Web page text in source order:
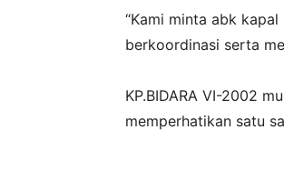
‎“Kami minta abk
berkoordinasi serta
‎KP.BIDARA VI-2002
memperhatikan satu